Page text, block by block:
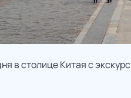
в столице Китая с